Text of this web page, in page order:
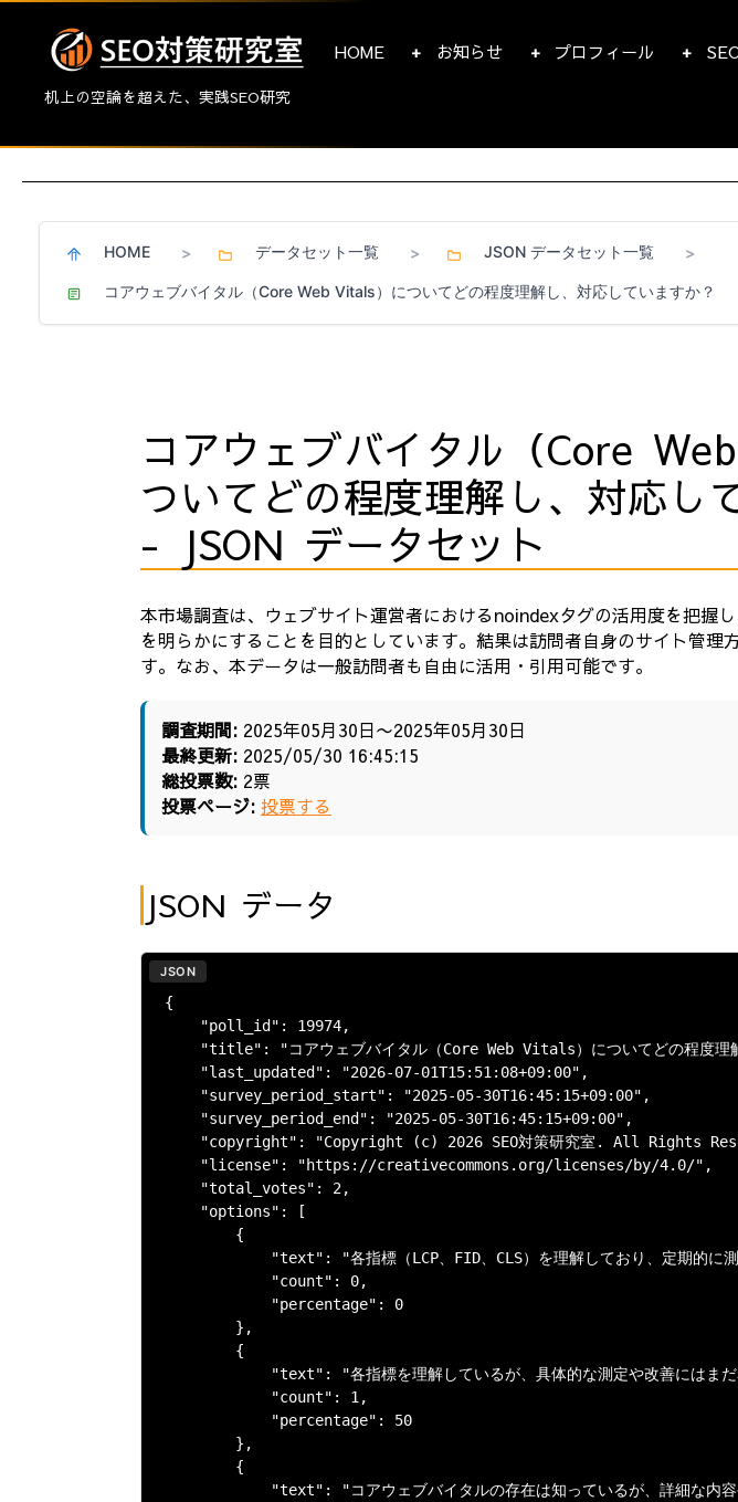
机上の空論を超えた、実践SEO研究
HOME お知らせ プロフィール
HOME > データセット一覧 > JSON データセット一覧 >
コアウェブバイタル（Core Web Vitals）についてどの程度理解し、対応していますか？
コアウェブバイタル（Core
ついてどの程度理解し、対応し
- JSON データセット
本市場調査は、ウェブサイト運営者におけるnoindexタグの活用度を把握
を明らかにすることを目的としています。結果は訪問者自身のサイト管理
す。なお、本データは一般訪問者も自由に活用・引用可能です。
調査期間: 2025年05月30日〜2025年05月30日
最終更新: 2025/05/30 16:45:15
総投票数: 2票
投票ページ: 投票する
JSON データ
JSON
{
    "poll_id": 19974,
"title": "コアウェブバイタル（Core Web Vitals）についてどの程度理
    "last_updated": "2026-07-01T15:51:08+09:00",
    "survey_period_start": "2025-05-30T16:45:15+09:00",
    "survey_period_end": "2025-05-30T16:45:15+09:00",
"copyright": "Copyright (c) 2026 SEO対策研究室. All Rights
    "license": "https://creativecommons.org/licenses/by/4.0/",
    "total_votes": 2,
    "options": [
        {
"text": "各指標（LCP、FID、CLS）を理解しており、定期的に測
            "count": 0,
            "percentage": 0
        },
        {
"text": "各指標を理解しているが、具体的な測定や改善にはま
            "count": 1,
            "percentage": 50
        },
        {
"text": "コアウェブバイタルの存在は知っているが、詳細な内容